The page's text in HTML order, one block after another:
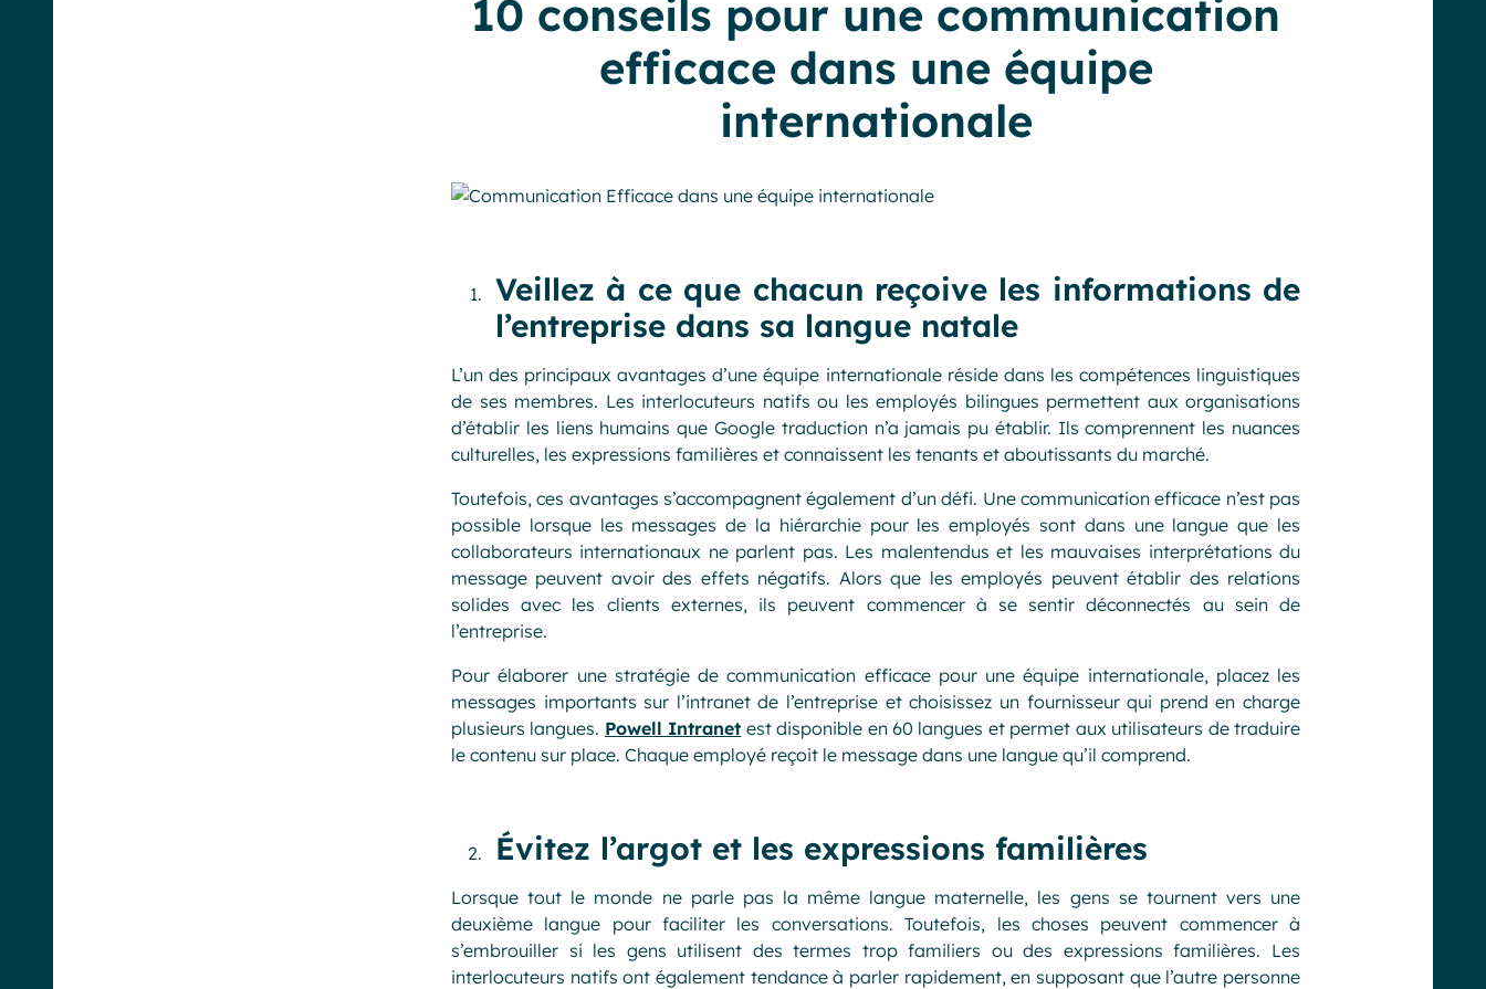
10 conseils pour une communication
efficace dans une équipe
internationale
Veillez à ce que chacun reçoive les informations de
l’entreprise dans sa langue natale
L’un des principaux avantages d’une équipe internationale réside dans les compétences linguistiques
de ses membres. Les interlocuteurs natifs ou les employés bilingues permettent aux organisations
d’établir les liens humains que Google traduction n’a jamais pu établir. Ils comprennent les nuances
culturelles, les expressions familières et connaissent les tenants et aboutissants du marché.
Toutefois, ces avantages s’accompagnent également d’un défi. Une communication efficace n’est pas
possible lorsque les messages de la hiérarchie pour les employés sont dans une langue que les
collaborateurs internationaux ne parlent pas. Les malentendus et les mauvaises interprétations du
message peuvent avoir des effets négatifs. Alors que les employés peuvent établir des relations
solides avec les clients externes, ils peuvent commencer à se sentir déconnectés au sein de
l’entreprise.
Pour élaborer une stratégie de communication efficace pour une équipe internationale, placez les
messages importants sur l’intranet de l’entreprise et choisissez un fournisseur qui prend en charge
plusieurs langues. Powell Intranet est disponible en 60 langues et permet aux utilisateurs de traduire
le contenu sur place. Chaque employé reçoit le message dans une langue qu’il comprend.
Évitez l’argot et les expressions familières
Lorsque tout le monde ne parle pas la même langue maternelle, les gens se tournent vers une
deuxième langue pour faciliter les conversations. Toutefois, les choses peuvent commencer à
s’embrouiller si les gens utilisent des termes trop familiers ou des expressions familières. Les
interlocuteurs natifs ont également tendance à parler rapidement, en supposant que l’autre personne